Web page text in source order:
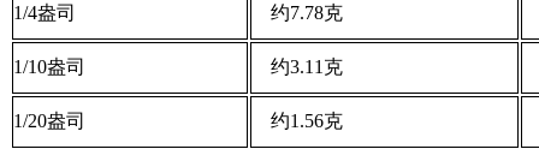
1/4盎司 约7.78克
1/10盎司 约3.11克
1/20盎司 约1.56克